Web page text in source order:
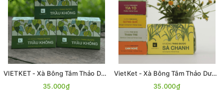
VIETKET - Xà Bông Tắm Thảo Dược Trầu Không VIETKET 100g
35.000₫
VietKet - Xà Bông Tắm Thảo Dược Sả Chanh VIETKET 100g
35.000₫